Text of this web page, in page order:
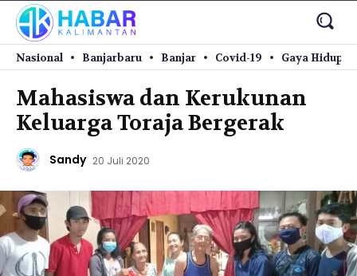
Nasional Banjarbaru Banjar Covid-19 Gaya Hidup
Mahasiswa dan Kerukunan
Keluarga Toraja Bergerak
Sandy 20 Juli 2020